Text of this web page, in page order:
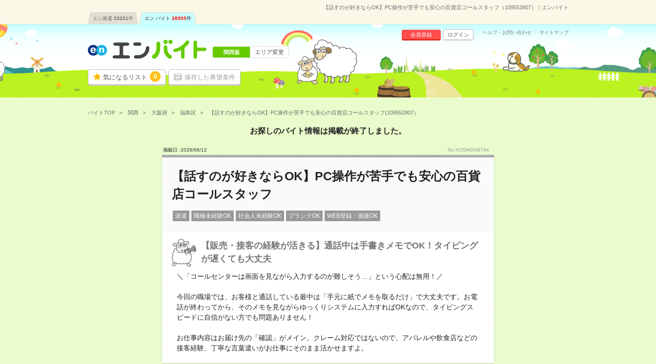
【話すのが好きならOK】PC操作が苦手でも安心の百貨店コールスタッフ（109552807）｜エンバイト
エン派遣 23221件 エン バイト 28905件
気になるリスト 0 保存した希望条件
会員登録 ログイン ヘルプ・お問い合わせ サイトマップ
関西版 エリア変更
バイトTOP 関西 大阪府 福島区 【話すのが好きならOK】PC操作が苦手でも安心の百貨店コールスタッフ(109552807）
お探しのバイト情報は掲載が終了しました。
掲載日 :2026/06/12 No.KOSMOH8794
【話すのが好きならOK】PC操作が苦手でも安心の百貨
店コールスタッフ
派遣 職種未経験OK 社会人未経験OK ブランクOK WEB登録・面接OK
【販売・接客の経験が活きる】通話中は手書きメモでOK！タイピング
が遅くても大丈夫
＼「コールセンターは画面を見ながら入力するのが難しそう…」という心配は無用！／
今回の職場では、お客様と通話している最中は「手元に紙でメモを取るだけ」で大丈夫です。お電
話が終わってから、そのメモを見ながらゆっくりシステムに入力すればOKなので、タイピングス
ピードに自信がない方でも問題ありません！
お仕事内容はお届け先の「確認」がメイン。クレーム対応ではないので、アパレルや飲食店などの
接客経験、丁寧な言葉遣いがお仕事にそのまま活かせますよ。